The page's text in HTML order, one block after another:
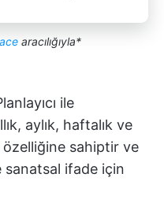
aracılığıyla*
ile
aylık, haftalık ve
sahiptir ve
ifade için